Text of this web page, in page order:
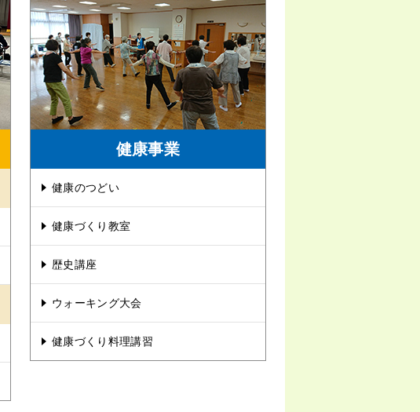
健康事業
健康のつどい
健康づくり教室
歴史講座
ウォーキング大会
健康づくり料理講習